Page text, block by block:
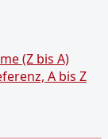
(Z bis A)
A bis Z